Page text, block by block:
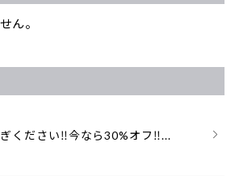
ん。
ください‼️今なら30%オフ‼...